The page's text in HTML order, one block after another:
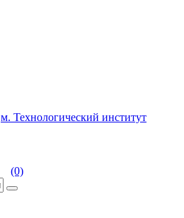
м. Технологический институт
(0)